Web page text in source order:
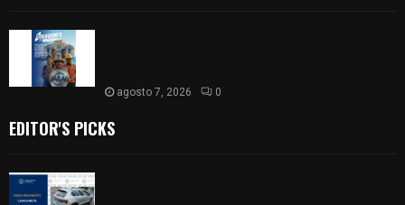
agosto 7, 2026 0
EDITOR'S PICKS